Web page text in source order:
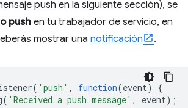
push en la siguiente sección), se
push en tu trabajador de servicio, en
mostrar una notificación .
( 'push' , function(event)
{
( 'Received a push message' , event);